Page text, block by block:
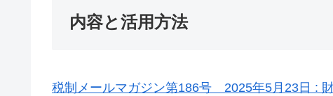
内容と活用方法
税制メールマガジン第186号 2025年5月23日 :